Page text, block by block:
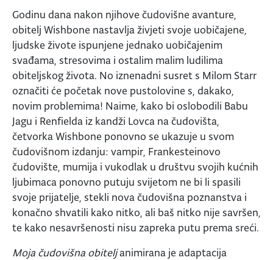
Godinu dana nakon njihove čudovišne avanture,
obitelj Wishbone nastavlja živjeti svoje uobičajene,
ljudske živote ispunjene jednako uobičajenim
svađama, stresovima i ostalim malim ludilima
obiteljskog života. No iznenadni susret s Milom Starr
označiti će početak nove pustolovine s, dakako,
novim problemima! Naime, kako bi oslobodili Babu
Jagu i Renfielda iz kandži Lovca na čudovišta,
četvorka Wishbone ponovno se ukazuje u svom
čudovišnom izdanju: vampir, Frankesteinovo
čudovište, mumija i vukodlak u društvu svojih kućnih
ljubimaca ponovno putuju svijetom ne bi li spasili
svoje prijatelje, stekli nova čudovišna poznanstva i
konačno shvatili kako nitko, ali baš nitko nije savršen,
te kako nesavršenosti nisu zapreka putu prema sreći.
Moja čudovišna obiteljanimirana je adaptacija